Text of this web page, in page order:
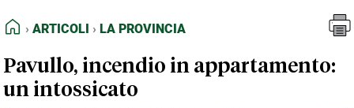
FEED RSS
NORMATIVE DEONTOLOGICHE
TERMINI e CONDIZIONI
Articoli
La Provincia
HOME
ARTICOLI LA PROVINCIA
Pavullo, incendio in appartamento:
un intossicato